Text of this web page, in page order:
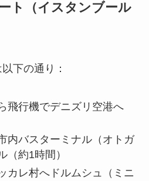
ト（イスタンブール
下の通り：
飛行機でデニズリ空港へ
内バスターミナル（オトガ
（約1時間）
カレ村へドルムシュ（ミニ